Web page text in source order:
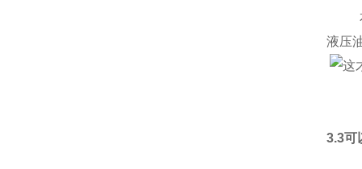
本
液压
3.3可